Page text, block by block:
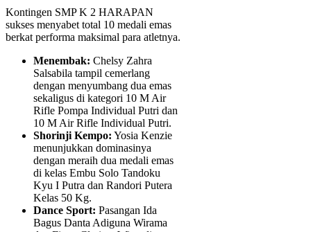
Kontingen SMP K 2 HARAPAN
sukses menyabet total 10 medali emas
berkat performa maksimal para atletnya.
Menembak: Chelsy Zahra
Salsabila tampil cemerlang
dengan menyumbang dua emas
sekaligus di kategori 10 M Air
Rifle Pompa Individual Putri dan
10 M Air Rifle Individual Putri.
Shorinji Kempo: Yosia Kenzie
menunjukkan dominasinya
dengan meraih dua medali emas
di kelas Embu Solo Tandoku
Kyu I Putra dan Randori Putera
Kelas 50 Kg.
Dance Sport: Pasangan Ida
Bagus Danta Adiguna Wirama